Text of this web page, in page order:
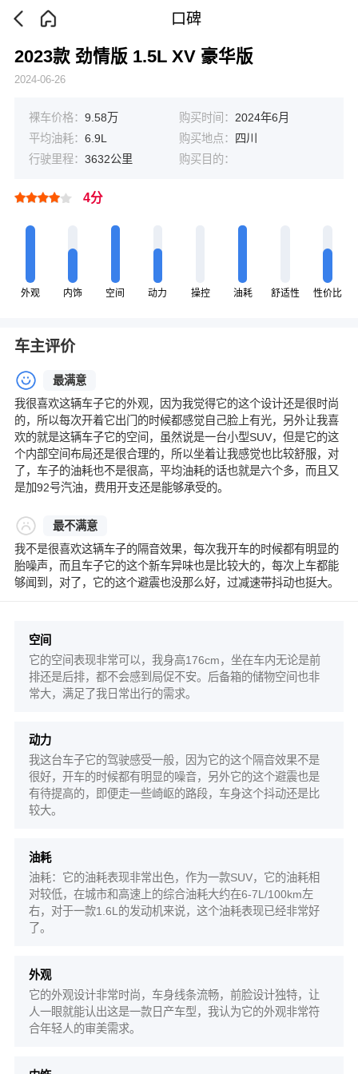
口碑
2023款 劲情版 1.5L XV 豪华版
2024-06-26
裸车价格： 9.58万 购买时间： 2024年6月
平均油耗： 6.9L 购买地点：
四川
行驶里程： 3632公里 购买目的：
4分
外观 内饰 空间 动力 操控 油耗 舒适性 性价比
车主评价
最满意
我很喜欢这辆车子它的外观，因为我觉得它的这个设计还是很时尚
的，所以每次开着它出门的时候都感觉自己脸上有光，另外让我喜
欢的就是这辆车子它的空间，虽然说是一台小型SUV，但是它的这
个内部空间布局还是很合理的，所以坐着让我感觉也比较舒服，对
了，车子的油耗也不是很高，平均油耗的话也就是六个多，而且又
是加92号汽油，费用开支还是能够承受的。
最不满意
我不是很喜欢这辆车子的隔音效果，每次我开车的时候都有明显的
胎噪声，而且车子它的这个新车异味也是比较大的，每次上车都能
够闻到，对了，它的这个避震也没那么好，过减速带抖动也挺大。
空间
它的空间表现非常可以，我身高176cm，坐在车内无论是前
排还是后排，都不会感到局促不安。后备箱的储物空间也非
常大，满足了我日常出行的需求。
动力
我这台车子它的驾驶感受一般，因为它的这个隔音效果不是
很好，开车的时候都有明显的噪音，另外它的这个避震也是
有待提高的，即便走一些崎岖的路段，车身这个抖动还是比
较大。
油耗
油耗：它的油耗表现非常出色，作为一款SUV，它的油耗相
对较低，在城市和高速上的综合油耗大约在6-7L/100km左
右，对于一款1.6L的发动机来说，这个油耗表现已经非常好
了。
外观
它的外观设计非常时尚，车身线条流畅，前脸设计独特，让
人一眼就能认出这是一款日产车型，我认为它的外观非常符
合年轻人的审美需求。